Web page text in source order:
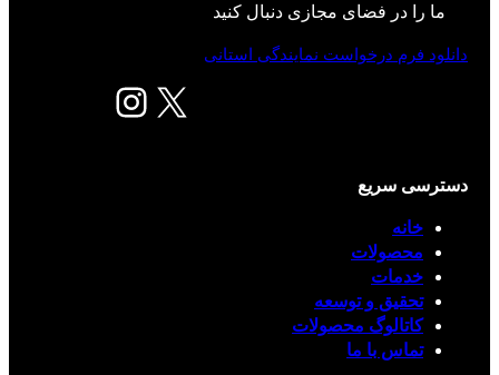
ما را در فضای مجازی دنبال کنید
X اینستاگرم
دانلود فرم درخواست نمایندگی استانی
دسترسی سریع
خانه
محصولات
خدمات
تحقیق و توسعه
کاتالوگ محصولات
تماس با ما